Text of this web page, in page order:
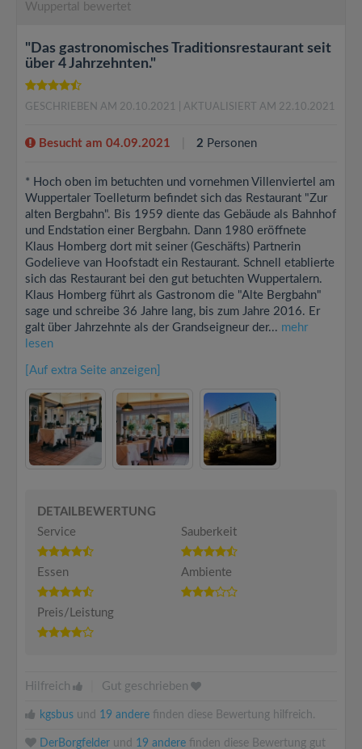
Wuppertal bewertet
"Das gastronomisches Traditionsrestaurant seit
über 4 Jahrzehnten."
GESCHRIEBEN AM 20.10.2021 | AKTUALISIERT AM 22.10.2021
Besucht am 04.09.2021 2 Personen
* Hoch oben im betuchten und vornehmen Villenviertel am
Wuppertaler Toelleturm befindet sich das Restaurant "Zur
alten Bergbahn". Bis 1959 diente das Gebäude als Bahnhof
und Endstation einer Bergbahn. Dann 1980 eröffnete
Klaus Homberg dort mit seiner (Geschäfts) Partnerin
Godelieve van Hoofstadt ein Restaurant. Schnell etablierte
sich das Restaurant bei den gut betuchten Wuppertalern.
Klaus Homberg führt als Gastronom die "Alte Bergbahn"
sage und schreibe 36 Jahre lang, bis zum Jahre 2016. Er
galt über Jahrzehnte als der Grandseigneur der... mehr
lesen
[Auf extra Seite anzeigen]
DETAILBEWERTUNG
Service
Sauberkeit
Essen Ambiente
Preis/Leistung
Hilfreich Gut geschrieben
kgsbus und 19 andere finden diese Bewertung hilfreich.
DerBorgfelder und 19 andere finden diese Bewertung gut